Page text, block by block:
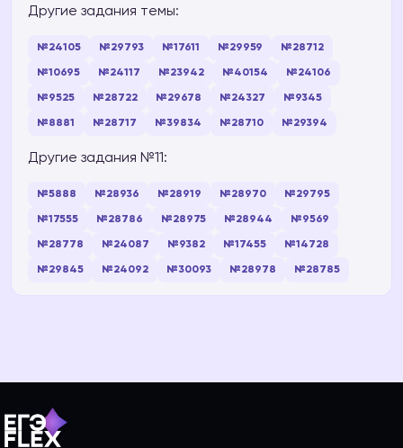
Другие задания темы:
№24105 №29793 №17611 №29959 №28712
№10695 №24117 №23942 №40154 №24106
№9525 №28722 №29678 №24327 №9345
№8881 №28717 №39834 №28710 №29394
Другие задания №11:
№5888 №28936 №28919 №28970 №29795
№17555 №28786 №28975 №28944 №9569
№28778 №24087 №9382 №17455 №14728
№29845 №24092 №30093 №28978 №28785